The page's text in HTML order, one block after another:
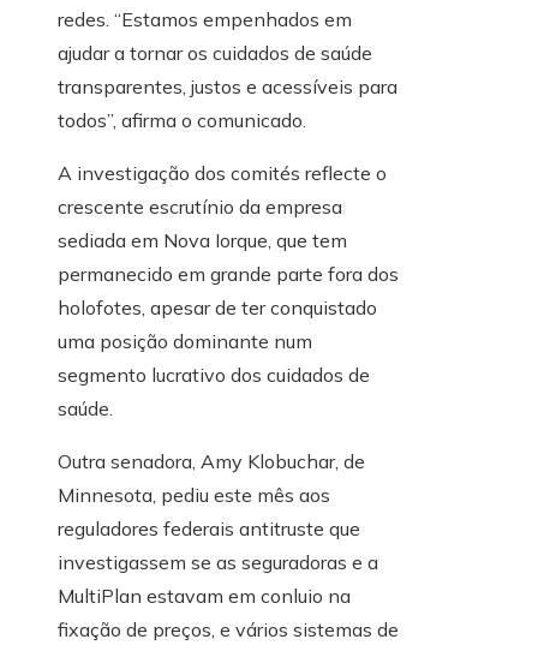
redes. “Estamos empenhados em
ajudar a tornar os cuidados de saúde
transparentes, justos e acessíveis para
todos”, afirma o comunicado.
A investigação dos comités reflecte o
crescente escrutínio da empresa
sediada em Nova Iorque, que tem
permanecido em grande parte fora dos
holofotes, apesar de ter conquistado
uma posição dominante num
segmento lucrativo dos cuidados de
saúde.
Outra senadora, Amy Klobuchar, de
Minnesota, pediu este mês aos
reguladores federais antitruste que
investigassem se as seguradoras e a
MultiPlan estavam em conluio na
fixação de preços, e vários sistemas de